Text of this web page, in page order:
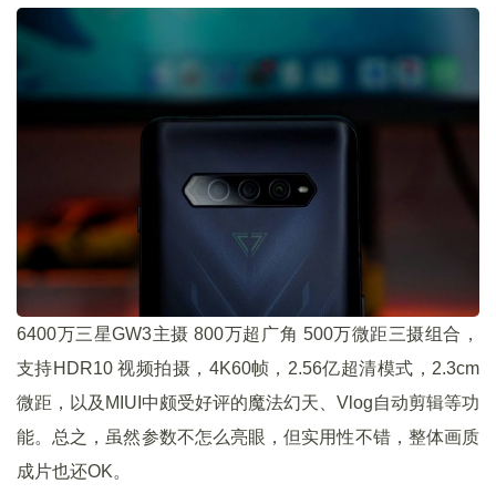
6400万三星GW3主摄 800万超广角 500万微距三摄组合，
支持HDR10 视频拍摄，4K60帧，2.56亿超清模式，2.3cm
微距，以及MIUI中颇受好评的魔法幻天、Vlog自动剪辑等功
能。总之，虽然参数不怎么亮眼，但实用性不错，整体画质
成片也还OK。